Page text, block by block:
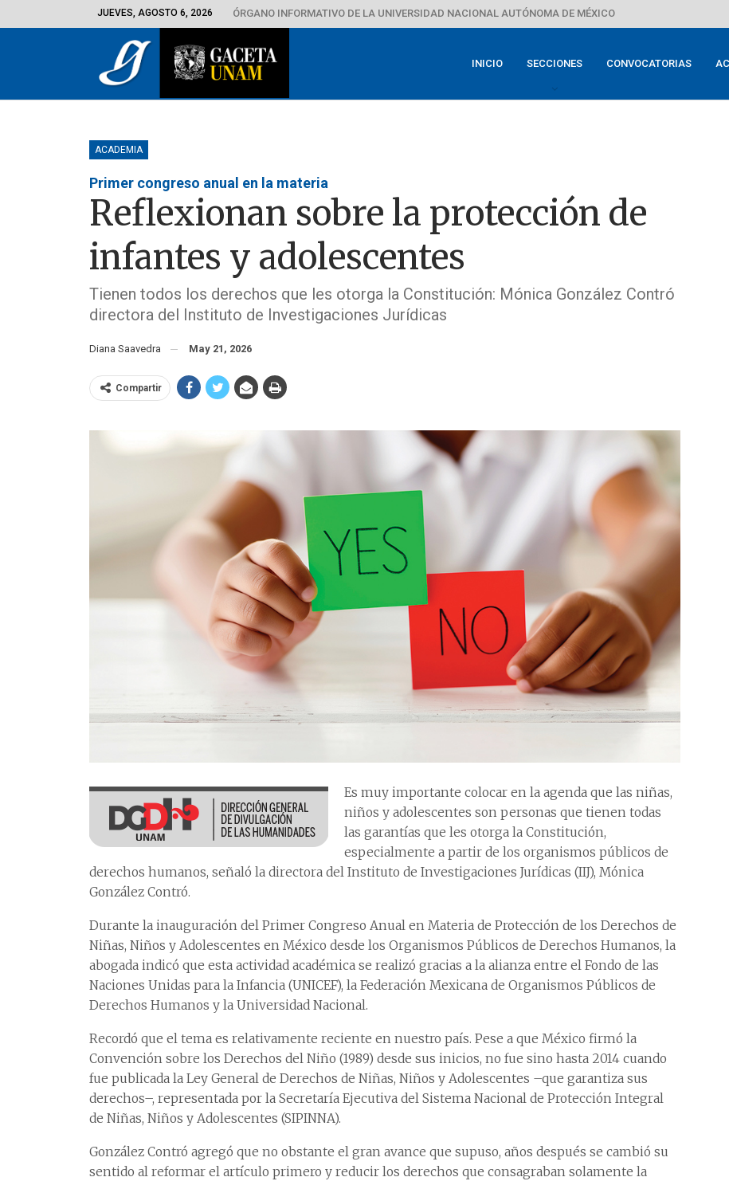
JUEVES, AGOSTO 6, 2026 ÓRGANO INFORMATIVO DE LA UNIVERSIDAD NACIONAL AUTÓNOMA DE MÉXICO
INICIO SECCIONES CONVOCATORIAS
ACADEMIA
Primer congreso anual en la materia
Reflexionan sobre la protección de
infantes y adolescentes
Tienen todos los derechos que les otorga la Constitución: Mónica González Contró
directora del Instituto de Investigaciones Jurídicas
Diana Saavedra May 21, 2026
Compartir
Es muy importante colocar en la agenda que las niñas,
niños y adolescentes son personas que tienen todas
las garantías que les otorga la Constitución,
especialmente a partir de los organismos públicos de
derechos humanos, señaló la directora del Instituto de Investigaciones Jurídicas (IIJ), Mónica
González Contró.
Durante la inauguración del Primer Congreso Anual en Materia de Protección de los Derechos de
Niñas, Niños y Adolescentes en México desde los Organismos Públicos de Derechos Humanos, la
abogada indicó que esta actividad académica se realizó gracias a la alianza entre el Fondo de las
Naciones Unidas para la Infancia (UNICEF), la Federación Mexicana de Organismos Públicos de
Derechos Humanos y la Universidad Nacional.
Recordó que el tema es relativamente reciente en nuestro país. Pese a que México firmó la
Convención sobre los Derechos del Niño (1989) desde sus inicios, no fue sino hasta 2014 cuando
fue publicada la Ley General de Derechos de Niñas, Niños y Adolescentes –que garantiza sus
derechos–, representada por la Secretaría Ejecutiva del Sistema Nacional de Protección Integral
de Niñas, Niños y Adolescentes (SIPINNA).
González Contró agregó que no obstante el gran avance que supuso, años después se cambió su
sentido al reformar el artículo primero y reducir los derechos que consagraban solamente la